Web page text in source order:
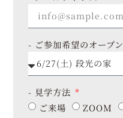
- ご参加希望のオープ
- 見学方法
ご来場
ZOOM